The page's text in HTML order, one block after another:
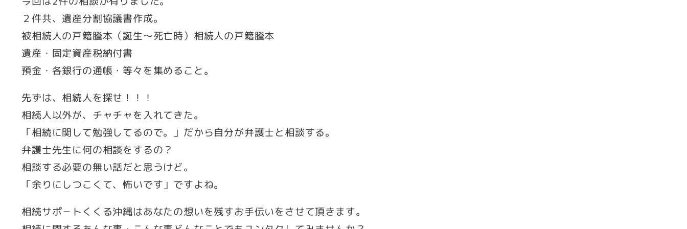
２件共、遺産分割協議書作成。
被相続人の戸籍謄本（誕生～死亡時）相続人の戸籍謄本
遺産・固定資産税納付書
預金・各銀行の通帳・等々を集めること。
先ずは、相続人を探せ！！！
相続人以外が、チャチャを入れてきた。
「相続に関して勉強してるので。」だから自分が弁護士と相談する。
弁護士先生に何の相談をするの？
相談する必要の無い話だと思うけど。
「余りにしつこくて、怖いです」ですよね。
相続サポ－トくくる沖縄はあなたの想いを残すお手伝いをさせて頂きます。